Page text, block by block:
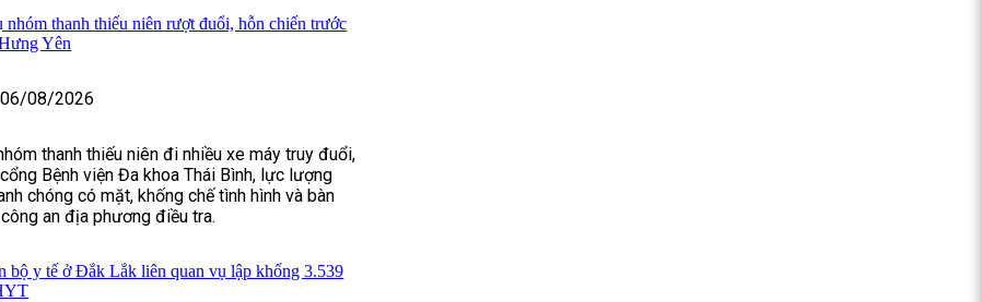
nhóm thanh thiếu niên rượt đuổi, hỗn chiến trước
Yên
06/08/2026
thanh thiếu niên đi nhiều xe máy truy đuổi,
Bệnh viện Đa khoa Thái Bình, lực lượng
chóng có mặt, khống chế tình hình và bàn
an địa phương điều tra.
bộ y tế ở Đắk Lắk liên quan vụ lập khống 3.539